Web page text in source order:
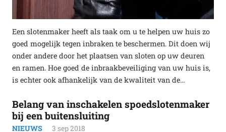
Een slotenmaker heeft als taak om u te helpen uw huis zo
goed mogelijk tegen inbraken te beschermen. Dit doen wij
onder andere door het plaatsen van sloten op uw deuren
en ramen. Hoe goed de inbraakbeveiliging van uw huis is,
is echter ook afhankelijk van de kwaliteit van de…
Belang van inschakelen spoedslotenmaker
bij een buitensluiting
NIEUWS 3 sep 2018